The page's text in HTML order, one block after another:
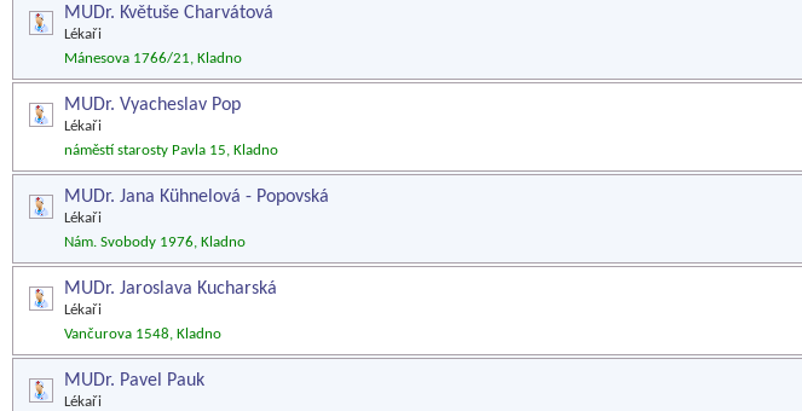
MUDr. Květuše Charvátová
Lékaři
Mánesova 1766/21, Kladno
MUDr. Vyacheslav Pop
Lékaři
náměstí starosty Pavla 15, Kladno
MUDr. Jana Kühnelová - Popovská
Lékaři
Nám. Svobody 1976, Kladno
MUDr. Jaroslava Kucharská
Lékaři
Vančurova 1548, Kladno
MUDr. Pavel Pauk
Lékaři